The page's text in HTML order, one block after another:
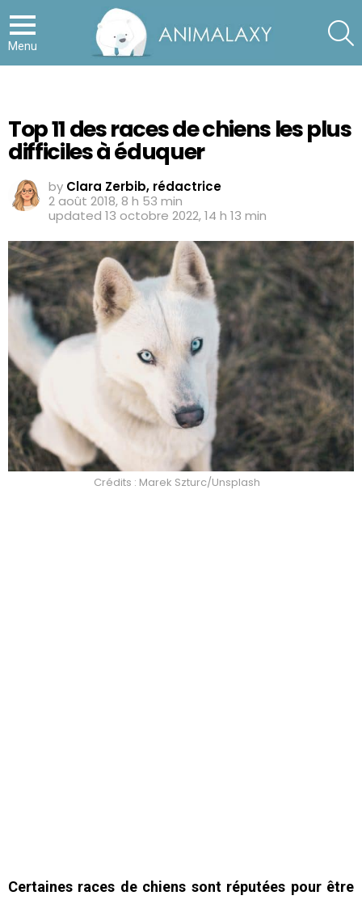
Menu
Top 11 des races de chiens les plus
difficiles à éduquer
by Clara Zerbib, rédactrice
2 août 2018, 8 h 53 min
updated 13 octobre 2022, 14 h 13 min
Crédits : Marek Szturc/Unsplash
Certaines races de chiens sont réputées pour être